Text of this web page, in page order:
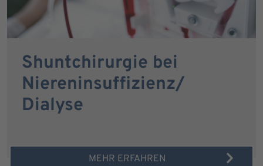
Shuntchirurgie bei
Niereninsuffizienz/
Dialyse
MEHR ERFAHREN